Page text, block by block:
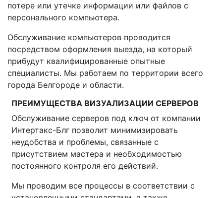
потере или утечке информации или файлов с
персонального компьютера.
Обслуживание компьютеров проводится
посредством оформления выезда, на который
прибудут квалифицированные опытные
специалисты. Мы работаем по территории всего
города Белгороде и области.
ПРЕИМУЩЕСТВА ВИЗУАЛИЗАЦИИ СЕРВЕРОВ
Обслуживание серверов под ключ от компании
Интертакс-Блг позволит минимизировать
неудобства и проблемы, связанные с
присутствием мастера и необходимостью
постоянного контроля его действий.
Мы проводим все процессы в соответствии с